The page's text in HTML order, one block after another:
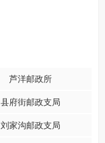
芦洋邮政所
县府街邮政支局
刘家沟邮政支局